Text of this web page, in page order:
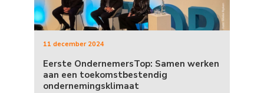
11 december 2024
Eerste OndernemersTop: Samen werken
aan een toekomstbestendig
ondernemingsklimaat